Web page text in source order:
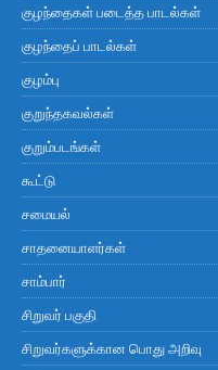
குழந்தைகள் படைத்த பாடல்கள்
குழந்தைப் பாடல்கள்
குழம்பு
குறுந்தகவல்கள்
குறும்படங்கள்
கூட்டு
சமையல்
சாதனையாளர்கள்
சாம்பார்
சிறுவர் பகுதி
சிறுவர்களுக்கான பொது அறிவு